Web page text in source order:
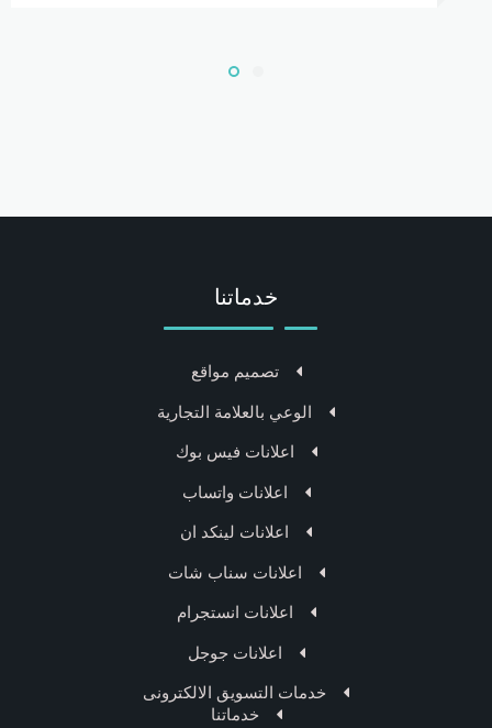
خدماتنا
تصميم مواقع
الوعي بالعلامة التجارية
اعلانات فيس بوك
اعلانات واتساب
اعلانات لينكد ان
اعلانات سناب شات
اعلانات انستجرام
اعلانات جوجل
خدمات التسويق الالكترونى
خدماتنا